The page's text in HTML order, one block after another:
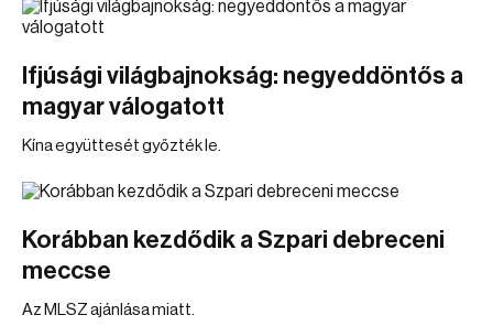
Ifjúsági világbajnokság: negyeddöntős a
magyar válogatott
Kína együttesét győzték le.
Korábban kezdődik a Szpari debreceni
meccse
Az MLSZ ajánlása miatt.